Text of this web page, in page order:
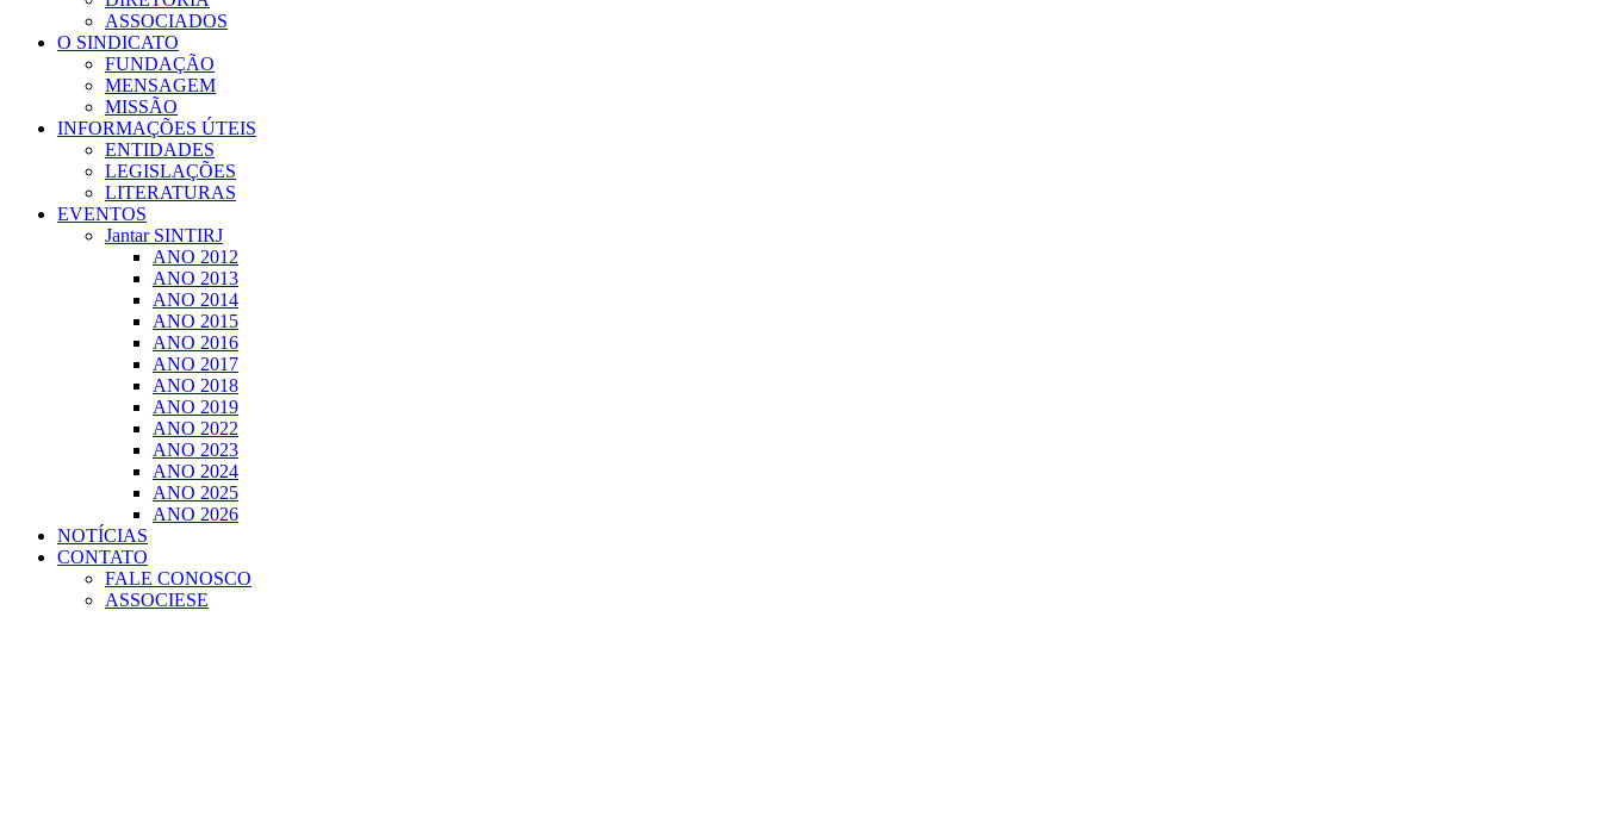
ASSOCIADOS
O SINDICATO
FUNDAÇÃO
MENSAGEM
MISSÃO
INFORMAÇÕES ÚTEIS
ENTIDADES
LEGISLAÇÕES
LITERATURAS
EVENTOS
Jantar SINTIRJ
ANO 2012
ANO 2013
ANO 2014
ANO 2015
ANO 2016
ANO 2017
ANO 2018
ANO 2019
ANO 2022
ANO 2023
ANO 2024
ANO 2025
ANO 2026
NOTÍCIAS
CONTATO
FALE CONOSCO
ASSOCIESE